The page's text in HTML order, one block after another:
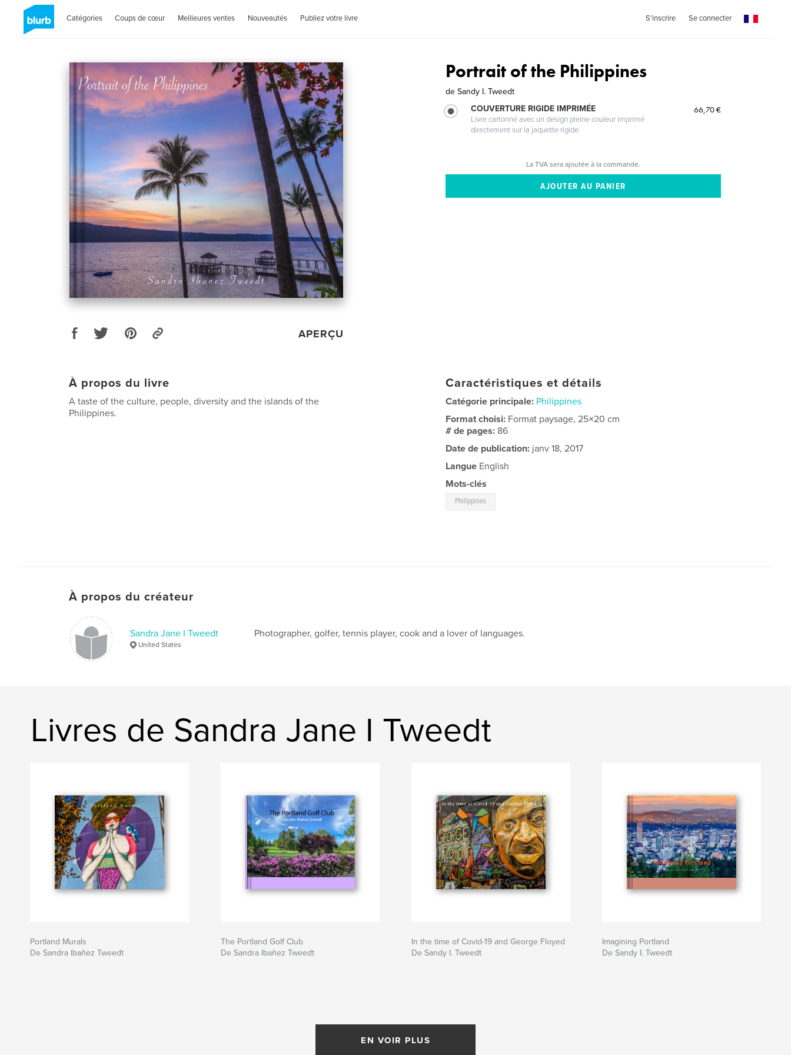
Catégories Coups de cœur Meilleures ventes Nouveautés Publiez votre livre S'inscrire Se connecter
APERÇU
Portrait of the Philippines
de Sandy I. Tweedt
COUVERTURE RIGIDE IMPRIMÉE
Livre cartonné avec un design pleine couleur imprimé
directement sur la jaquette rigide
66,70 €
La TVA sera ajoutée à la commande.
À propos du livre
A taste of the culture, people, diversity and the islands of the
Philippines.
Caractéristiques et détails
Catégorie principale: Philippines
Format choisi: Format paysage, 25×20 cm
# de pages: 86
Date de publication: janv 18, 2017
Langue English
Mots-clés
Philippines
À propos du créateur
Sandra Jane I Tweedt
United States
Photographer, golfer, tennis player, cook and a lover of languages.
Livres de Sandra Jane I Tweedt
Portland Murals
De Sandra Ibañez Tweedt
The Portland Golf Club
De Sandra Ibañez Tweedt
In the time of Covid-19 and George Floyed
De Sandy I. Tweedt
Imagining Portland
De Sandy I. Tweedt
EN VOIR PLUS